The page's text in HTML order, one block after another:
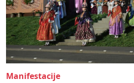
Manifestacije